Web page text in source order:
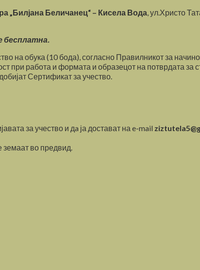
„Билјана Беличанец“ – Кисела Вода , ул.Христо
бесплатна.
на обука (10 бода), согласно Правилникот за
при работа и формата и образецот на потврдата за
Сертификат за учество.
за учество и дa ја достават на e-mail
во предвид.